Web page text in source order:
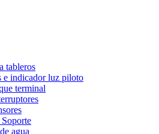
tableros
e indicador luz piloto
terminal
agua